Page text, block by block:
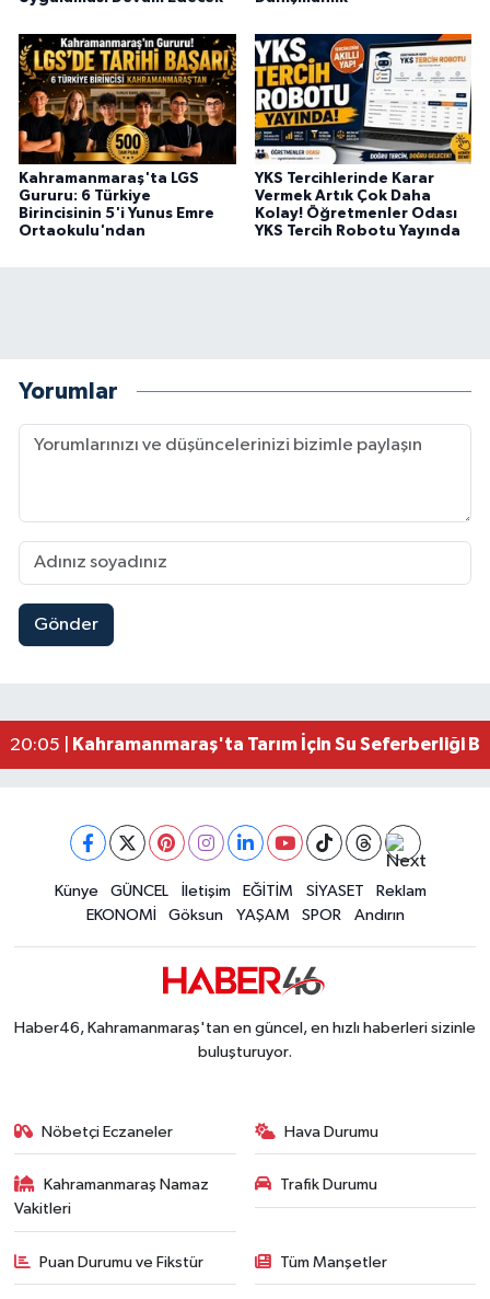
Kahramanmaraş'ta LGS
Gururu: 6 Türkiye
Birincisinin 5'i Yunus Emre
Ortaokulu'ndan
YKS Tercihlerinde Karar
Vermek Artık Çok Daha
Kolay! Öğretmenler Odası
YKS Tercih Robotu Yayında
Yorumlar
Gönder
09:11 |Çerçeve Yasa Adalet Komisyonu'ndan Geçti!
20:05 |
Kahramanmaraş'ta Tarım İçin Su Seferberliği
20:02 |Kahramanmaraş'ta 5 Kilometrelik Yolda Sıcak
Kahramanmaraş'ta Korku Dolu Anlar! Metruk
Müge Anlı'da gündeme gelen Palu Ailesi
12:39 |Tayland'daki Okul Saldırısı Kahramanmaraş
Kahramanmaraş'taki Okul Saldırısı Sonrası
12:31 |Kahramanmaraş Ağustos Fuarı'nda Funda Arar
Kahramanmaraş'ta Hacı Murat Caddesi Baştan
Kahramanmaraş'ta Said Bey Sitesi Davasında 3
Künye GÜNCEL İletişim EĞİTİM SİYASET
Reklam
EKONOMİ
Göksun YAŞAM SPOR Andırın
Haber46, Kahramanmaraş'tan en güncel, en hızlı haberleri sizinle
buluşturuyor.
Nöbetçi Eczaneler Hava Durumu
Kahramanmaraş Namaz
Vakitleri
Trafik Durumu
Puan Durumu ve Fikstür Tüm Manşetler